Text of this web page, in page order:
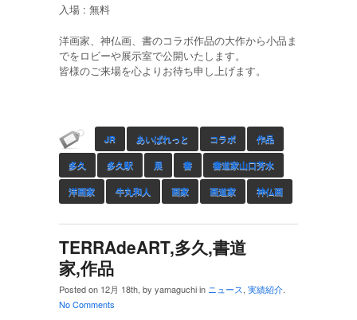
入場 : 無料
洋画家、神仏画、書のコラボ作品の大作から小品ま
でをロビーや展示室で公開いたします。
皆様のご来場を心よりお待ち申し上げます。
JR あいぱれっと コラボ 作品
多久 多久駅 展 書 書道家山口芳水
洋画家 牛丸和人 画家 画道家 神仏画
TERRAdeART,多久,書道
家,作品
Posted on 12月 18th, by yamaguchi in ニュース, 実績紹介.
No Comments